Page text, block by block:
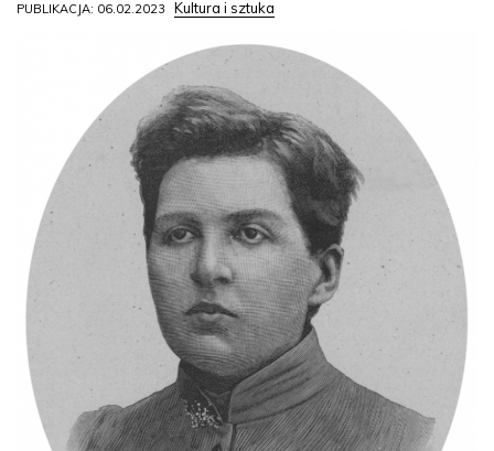
PUBLIKACJA: 06.02.2023 Kultura i sztuka